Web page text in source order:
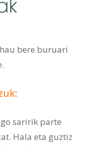
bere buruari
saririk parte
Hala eta guztiz